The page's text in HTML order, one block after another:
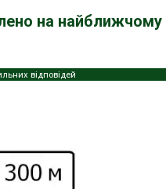
на найближчому
відповідей